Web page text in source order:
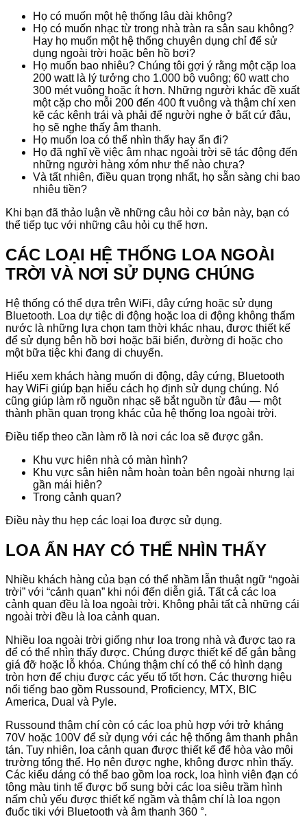
Họ có muốn một hệ thống lâu dài không?
Họ có muốn nhạc từ trong nhà tràn ra sân sau không?
Hay họ muốn một hệ thống chuyên dụng chỉ để sử
dụng ngoài trời hoặc bên hồ bơi?
Họ muốn bao nhiêu? Chúng tôi gợi ý rằng một cặp loa
200 watt là lý tưởng cho 1.000 bộ vuông; 60 watt cho
300 mét vuông hoặc ít hơn. Những người khác đề xuất
một cặp cho mỗi 200 đến 400 ft vuông và thậm chí xen
kẽ các kênh trái và phải để người nghe ở bất cứ đâu,
họ sẽ nghe thấy âm thanh.
Họ muốn loa có thể nhìn thấy hay ẩn đi?
Họ đã nghĩ về việc âm nhạc ngoài trời sẽ tác động đến
những người hàng xóm như thế nào chưa?
Và tất nhiên, điều quan trọng nhất, họ sẵn sàng chi bao
nhiêu tiền?
Khi bạn đã thảo luận về những câu hỏi cơ bản này, bạn có
thể tiếp tục với những câu hỏi cụ thể hơn.
CÁC LOẠI HỆ THỐNG LOA NGOÀI
TRỜI VÀ NƠI SỬ DỤNG CHÚNG
Hệ thống có thể dựa trên WiFi, dây cứng hoặc sử dụng
Bluetooth. Loa dự tiệc di động hoặc loa di động không thấm
nước là những lựa chọn tạm thời khác nhau, được thiết kế
để sử dụng bên hồ bơi hoặc bãi biển, đường đi hoặc cho
một bữa tiệc khi đang di chuyển.
Hiểu xem khách hàng muốn di động, dây cứng, Bluetooth
hay WiFi giúp bạn hiểu cách họ định sử dụng chúng. Nó
cũng giúp làm rõ nguồn nhạc sẽ bắt nguồn từ đâu — một
thành phần quan trọng khác của hệ thống loa ngoài trời.
Điều tiếp theo cần làm rõ là nơi các loa sẽ được gắn.
Khu vực hiên nhà có màn hình?
Khu vực sân hiên nằm hoàn toàn bên ngoài nhưng lại
gần mái hiên?
Trong cảnh quan?
Điều này thu hẹp các loại loa được sử dụng.
LOA ẨN HAY CÓ THỂ NHÌN THẤY
Nhiều khách hàng của bạn có thể nhầm lẫn thuật ngữ “ngoài
trời” với “cảnh quan” khi nói đến diễn giả. Tất cả các loa
cảnh quan đều là loa ngoài trời. Không phải tất cả những cái
ngoài trời đều là loa cảnh quan.
Nhiều loa ngoài trời giống như loa trong nhà và được tạo ra
để có thể nhìn thấy được. Chúng được thiết kế để gắn bằng
giá đỡ hoặc lỗ khóa. Chúng thậm chí có thể có hình dạng
tròn hơn để chịu được các yếu tố tốt hơn. Các thương hiệu
nổi tiếng bao gồm Russound, Proficiency, MTX, BIC
America, Dual và Pyle.
Russound thậm chí còn có các loa phù hợp với trở kháng
70V hoặc 100V để sử dụng với các hệ thống âm thanh phân
tán. Tuy nhiên, loa cảnh quan được thiết kế để hòa vào môi
trường tổng thể. Họ nên được nghe, không được nhìn thấy.
Các kiểu dáng có thể bao gồm loa rock, loa hình viên đạn có
tông màu tinh tế được bổ sung bởi các loa siêu trầm hình
nấm chủ yếu được thiết kế ngầm và thậm chí là loa ngọn
đuốc tiki với Bluetooth và âm thanh 360 °.